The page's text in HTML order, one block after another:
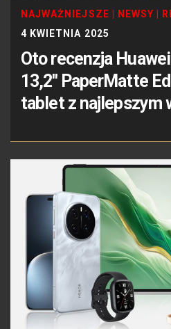
NAJWAŻNIEJSZE NEWSY
4 KWIETNIA 2025
Oto recenzja
13,2'' PaperMatte
tablet z najlepszym